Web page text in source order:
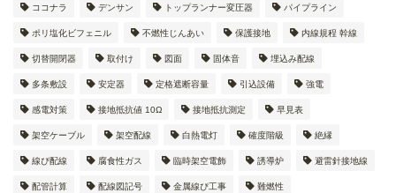
ココナラ デンサン トップランナー変圧器 パイプライン
ポリ塩化ビフェニル 不燃性じんあい 保護接地 内線規程 幹線
切替開閉器 取付け 図面 固体音 埋込み配線
多条敷設 安定器 定格遮断容量 引込設備 強電
感電対策 接地抵抗値 10Ω 接地抵抗測定 早見表
架空ケーブル 架空配線 白熱電灯 確度階級 絶縁
線ぴ配線 腐食性ガス 臨時架空電飾 誘導炉 避雷針接地線
配管計算 配線図記号 金属線ぴ工事 難燃性